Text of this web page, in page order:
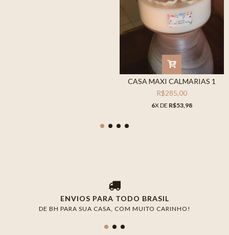
CASA MAXI CALMARIAS 1
R$285,00
6X DE R$53,98
ENVIOS PARA TODO BRASIL
DE BH PARA SUA CASA, COM MUITO CARINHO!